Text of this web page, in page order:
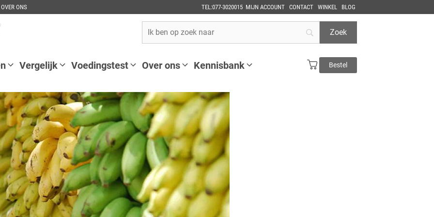
TEL:077-3020015 MIJN ACCOUNT CONTACT WINKEL BLOG
OVER ONS
Vergelijk Voedingstest Over ons Kennisbank Bestel